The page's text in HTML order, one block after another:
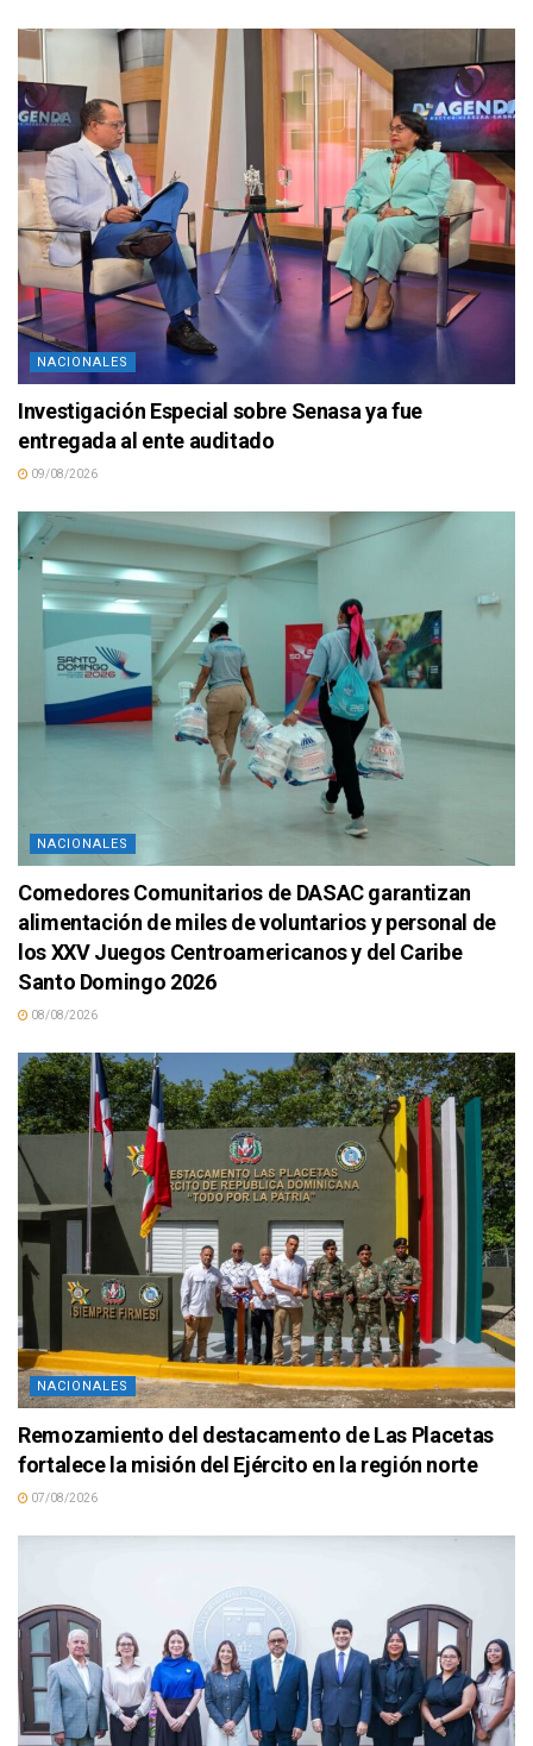
NACIONALES
Investigación Especial sobre Senasa ya fue
entregada al ente auditado
09/08/2026
NACIONALES
Comedores Comunitarios de DASAC garantizan
alimentación de miles de voluntarios y personal de
los XXV Juegos Centroamericanos y del Caribe
Santo Domingo 2026
08/08/2026
NACIONALES
Remozamiento del destacamento de Las Placetas
fortalece la misión del Ejército en la región norte
07/08/2026